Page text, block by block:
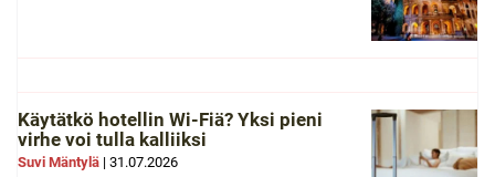
Käytätkö hotellin Wi-Fiä? Yksi pieni
virhe voi tulla kalliiksi
Suvi Mäntylä | 31.07.2026